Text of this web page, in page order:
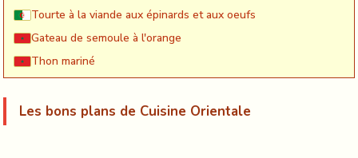
Tourte à la viande aux épinards et aux oeufs
Gateau de semoule à l'orange
Thon mariné
Les bons plans de Cuisine Orientale